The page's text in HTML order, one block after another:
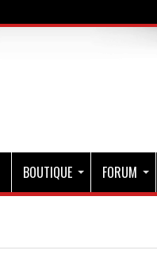
BOUTIQUE FORUM